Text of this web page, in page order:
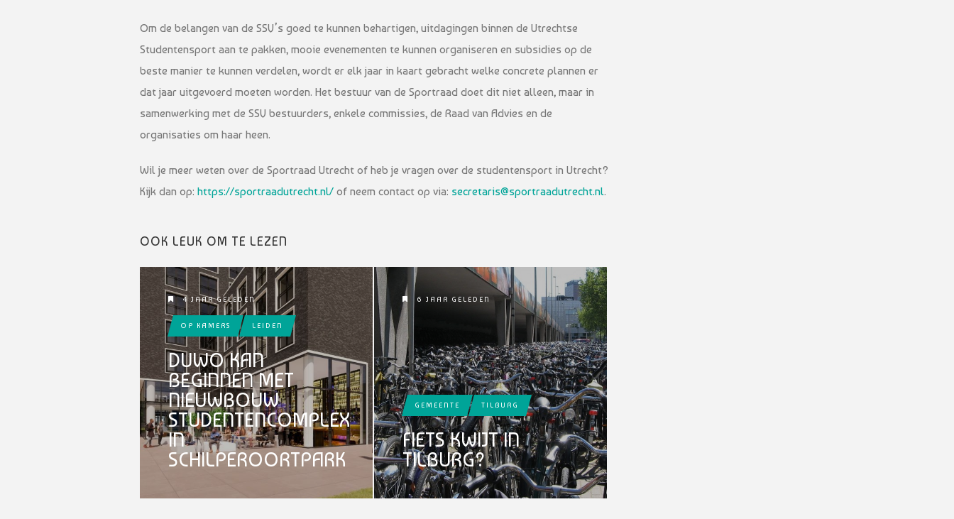
Om de belangen van de SSV’s goed te kunnen behartigen, uitdagingen binnen de Utrechtse
Studentensport aan te pakken, mooie evenementen te kunnen organiseren en subsidies op de
beste manier te kunnen verdelen, wordt er elk jaar in kaart gebracht welke concrete plannen er
dat jaar uitgevoerd moeten worden. Het bestuur van de Sportraad doet dit niet alleen, maar in
samenwerking met de SSV bestuurders, enkele commissies, de Raad van Advies en de
organisaties om haar heen.
Wil je meer weten over de Sportraad Utrecht of heb je vragen over de studentensport in Utrecht?
Kijk dan op: https://sportraadutrecht.nl/ of neem contact op via: secretaris@sportraadutrecht.nl.
OOK LEUK OM TE LEZEN
4 JAAR GELEDEN
OP KAMERS LEIDEN
DUWO KAN
BEGINNEN MET
NIEUWBOUW
STUDENTENCOMPLEX
IN
SCHILPEROORTPARK
6 JAAR GELEDEN
GEMEENTE TILBURG
FIETS KWIJT IN
TILBURG?